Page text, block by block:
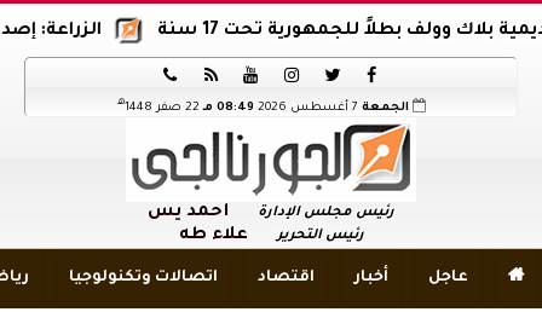
الزراعة: إصدار 12 ألف موافقة وتصريح بالمبيدات خلال 6 شهور وولف بطلاً للجمهورية تحت 17 سنة






الجمعة 08:49 مـ 22 صفر 1448 هـ
رئيس مجلس الإدارة أحمد يس
رئيس التحرير علاء طه
 عاجل أخبار اقتصاد اتصالات وتكنولوجيا